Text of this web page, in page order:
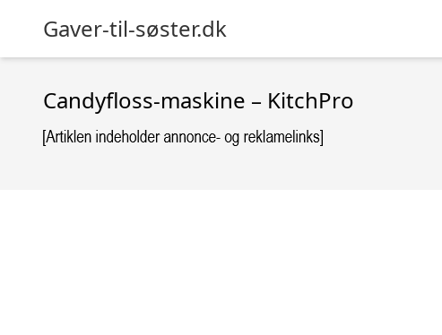
Gaver-til-søster.dk
Candyfloss-maskine – KitchPro